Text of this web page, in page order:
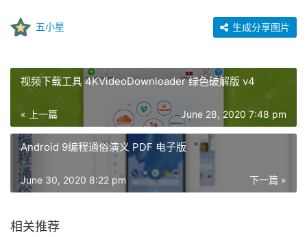
五小星 生成分享图片
视频下载工具 4KVideoDownloader 绿色破解版 v4
« 上一篇 June 28, 2020 7:48 pm
Android 9编程通俗演义 PDF 电子版
下一篇 »
June 30, 2020 8:22 pm
相关推荐